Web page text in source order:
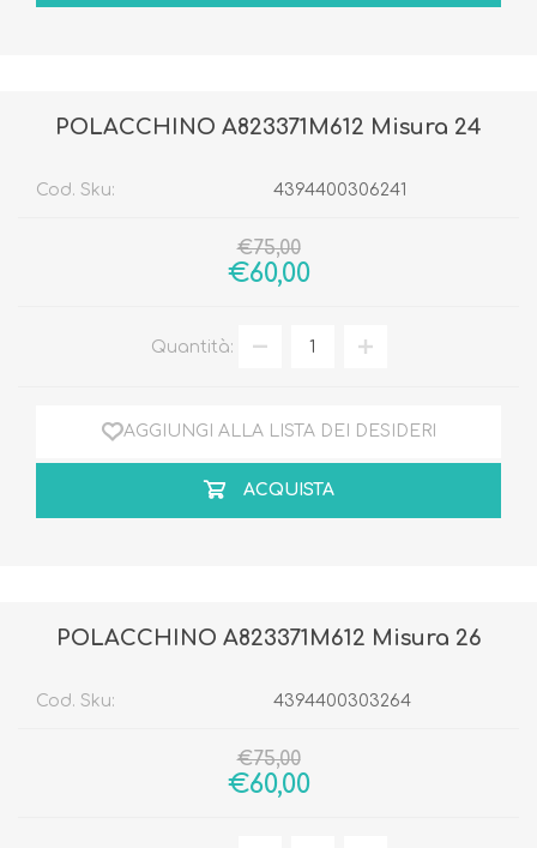
POLACCHINO A823371M612 Misura 24
Cod. Sku: 4394400306241
€75,00
€60,00
Quantità:
AGGIUNGI ALLA LISTA DEI DESIDERI
ACQUISTA
POLACCHINO A823371M612 Misura 26
Cod. Sku: 4394400303264
€75,00
€60,00